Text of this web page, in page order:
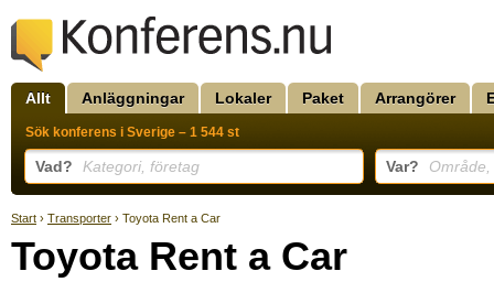
Allt Anläggningar Lokaler Paket Arrangörer
Sök konferens i Sverige – 1 544 st
Vad? Kategori, företag Var?
Start › Transporter › Toyota Rent a Car
Toyota Rent a Car